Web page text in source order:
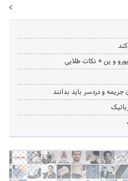
یورو و ین + نکات طلایی
و دردسر باید بدانند